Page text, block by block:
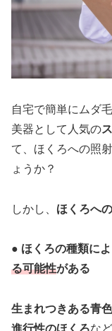
自宅で簡単にムダ
美器として人気の
て、ほくろへの照
ょうか？
しかし、 ほくろへ
● ほくろの種類に
る可能性がある
生まれつきある青
進行性のほくろな